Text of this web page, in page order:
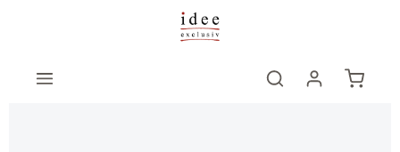
Zum Hauptinhalt springen